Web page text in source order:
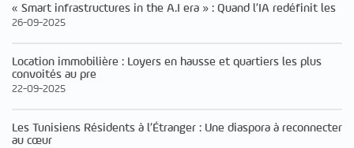
« Smart infrastructures in the A.I era » : Quand l’IA redéfinit les
26-09-2025
Location immobilière : Loyers en hausse et quartiers les plus
convoités au pre
22-09-2025
Les Tunisiens Résidents à l’Étranger : Une diaspora à reconnecter
au cœur